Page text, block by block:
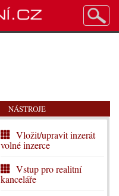
NÁSTROJE
Vložit/upravit inzerát
volné inzerce
Vstup pro realitní
kanceláře